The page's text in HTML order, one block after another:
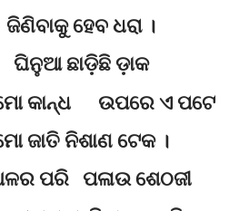
ଜିଣିବାକୁ ହେବ ଧରା ।
ଘିନୁଆ ଛାଡ଼ିଛି ଡ଼ାକ
କାନ୍ଧ ଉପରେ ଏ ପଟେ
ଜାତି ନିଶାଣ ଟେକ ।
ପରି ପଳାଉ ଶେଠଜୀ